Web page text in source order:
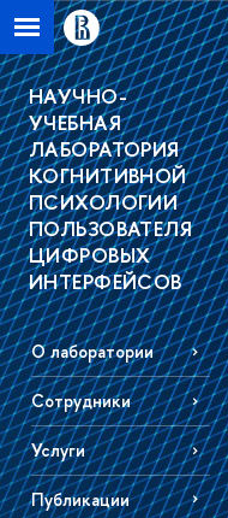
НАУЧНО-
УЧЕБНАЯ
ЛАБОРАТОРИЯ
КОГНИТИВНОЙ
ПСИХОЛОГИИ
ПОЛЬЗОВАТЕЛЯ
ЦИФРОВЫХ
ИНТЕРФЕЙСОВ
О лаборатории
Сотрудники
Услуги
Публикации